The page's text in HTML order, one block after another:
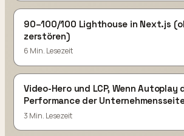
90–100/100 Lighthouse in Next.js
zerstören)
6 Min. Lesezeit
Video-Hero und LCP, Wenn Autoplay
Performance der
3 Min. Lesezeit